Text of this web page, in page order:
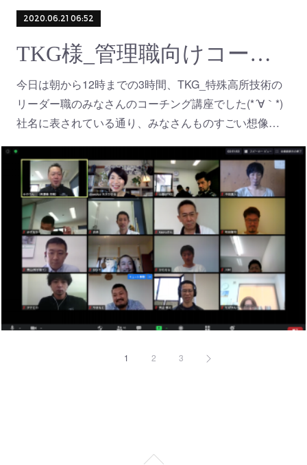
2020.06.21 06:52
TKG様_管理職向けコーチング研修 Zoom
今日は朝から12時までの3時間、TKG_特殊高所技術の
リーダー職のみなさんのコーチング講座でした(*´∀｀*)
社名に表されている通り、みなさんものすごい想像…
1 2 3